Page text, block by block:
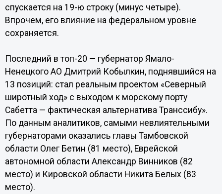
спускается на 19-ю строку (минус четыре).
Впрочем, его влияние на федеральном уровне
сохраняется.
Последний в топ-20 — губернатор Ямало-
Ненецкого АО Дмитрий Кобылкин, поднявшийся на
13 позиций: стал реальным проектом «Северный
широтный ход» с выходом к морскому порту
Сабетта — фактическая альтернатива Транссибу».
По данным аналитиков, самыми невлиятельными
губернаторами оказались главы Тамбовской
области Олег Бетин (81 место), Еврейской
автономной области Александр Винников (82
место) и Кировской области Никита Белых (83
место).